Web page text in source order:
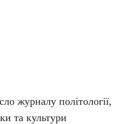
журналу політології,
та культури